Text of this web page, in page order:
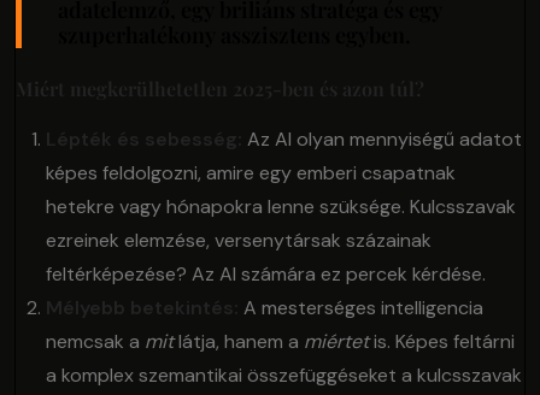
Miért megkerülhetetlen 2025-ben és azon túl?
Lépték és sebesség: Az AI olyan mennyiségű adatot
képes feldolgozni, amire egy emberi csapatnak
hetekre vagy hónapokra lenne szüksége. Kulcsszavak
ezreinek elemzése, versenytársak százainak
feltérképezése? Az AI számára ez percek kérdése.
Mélyebb betekintés:
A mesterséges intelligencia
nemcsak a mitlátja, hanem a miértetis. Képes feltárni
a komplex szemantikai összefüggéseket a kulcsszavak